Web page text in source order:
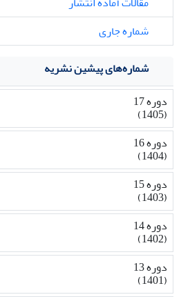
شماره جاری
شماره‌های پیشین نشریه
دوره 17
(1405)
دوره 16
(1404)
دوره 15
(1403)
دوره 14
(1402)
دوره 13
(1401)